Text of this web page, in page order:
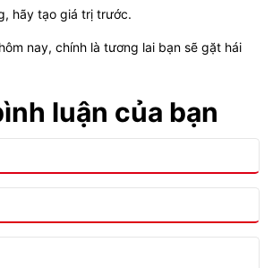
hãy tạo giá trị trước.
nay, chính là tương lai bạn sẽ gặt hái
luận của bạn